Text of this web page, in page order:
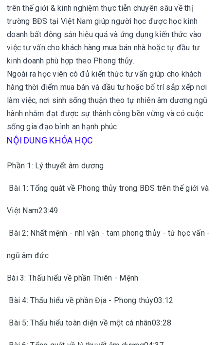
trên thế giới & kinh nghiệm thực tiễn chuyên sâu về thị
trường BĐS tại Việt Nam giúp người học được học kinh
doanh bất động sản hiệu quả và ứng dụng kiến thức vào
việc tư vấn cho khách hàng mua bán nhà hoặc tự đầu tư
kinh doanh phù hợp theo Phong thủy.
Ngoài ra học viên có đủ kiến thức tư vấn giúp cho khách
hàng thời điểm mua bán và đầu tư hoặc bố trí sắp xếp nơi
làm việc, nơi sinh sống thuận theo tự nhiên âm dương ngũ
hành nhằm đạt được sự thành công bền vững và có cuộc
sống gia đạo bình an hạnh phúc.
NỘI DUNG KHÓA HỌC
Phần 1: Lý thuyết âm dương
Bài 1: Tổng quát về Phong thủy trong BĐS trên thế giới và
Việt Nam23:49
Bài 2: Nhất mệnh - nhì vận - tam phong thủy - tứ học vấn -
ngũ âm đức
Bài 3: Thấu hiểu về phần Thiên - Mệnh
Bài 4: Thấu hiểu về phần Địa - Phong thủy03:12
Bài 5: Thấu hiểu toàn diện về một cá nhân03:28